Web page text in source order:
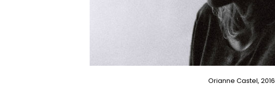
Orianne Castel, 2016